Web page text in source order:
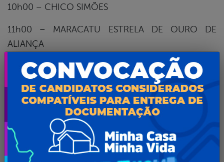
10h00 – CHICO SIMÕES
11h00 – MARACATU ESTRELA DE OURO DE
ALIANÇA
12h00 – BOI CARA BRANCA DE LIMOEIRO
Local: Estação do Forró
20h00 – AFOXÉ YLÊ DE EGBÁ
21h00 – ED CARLOS
22h00 – AFONJAH